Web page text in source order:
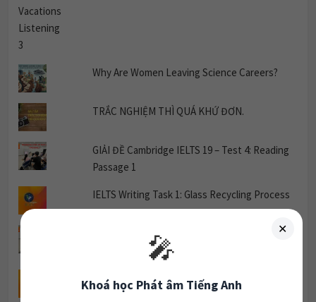
Passage 1
Privacy Policy - AI Speaking Practice
✕
🎤
Khoá học Phát âm Tiếng Anh
Các bạn phát âm tiếng Anh chưa tốt, mua khoá học này đảm
bảo phát âm tốt nhé. Trong quá trình luyện được
giáo viên
199.000đ